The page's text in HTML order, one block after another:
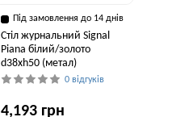
Під замовлення до 14 днів
Стіл журнальний Signal
Piana білий/золото
d38хh50 (метал)
0 відгуків
4,193 грн